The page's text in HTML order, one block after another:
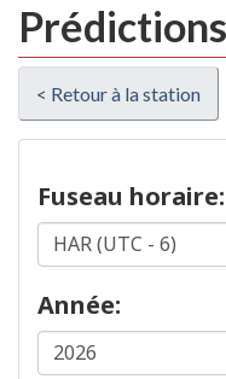
< Retour à la station
Fuseau horaire:
Année: